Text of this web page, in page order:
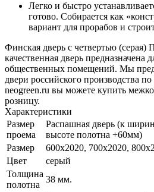
Легко и быстро
готово. Собирается как
вариант для прорабов и
Финская дверь с четвертью (серая)
качественная дверь предназначена
общественных помещений. Мы
двери российского производства
neogreen.ru вы можете купить
розницу.
Характеристики
Размер
проема
Распашная дверь (к
высоте полотна +60мм)
Размер
600x2020, 700x2020,
Цвет
серый
Толщина
полотна
38 мм.